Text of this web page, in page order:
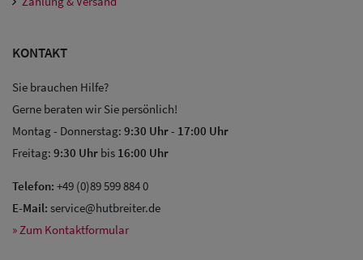
KONTAKT
Sie brauchen Hilfe?
Gerne beraten wir Sie persönlich!
Montag - Donnerstag: 9:30 Uhr- 17:00 Uhr
Freitag: 9:30 Uhr bis 16:00 Uhr
Telefon: +49 (0)89 599 884 0
E-Mail: service@hutbreiter.de
» Zum Kontaktformular